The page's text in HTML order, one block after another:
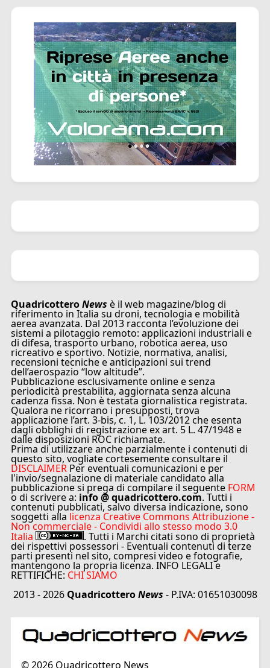
QuadricotteroNews è il web magazine/blog di
riferimento in Italia su droni, tecnologia e mobilità
aerea avanzata. Dal 2013 racconta l’evoluzione dei
sistemi a pilotaggio remoto: applicazioni industriali e
di difesa, trasporto urbano, robotica aerea, uso
ricreativo e sportivo. Notizie, normativa, analisi,
recensioni tecniche e anticipazioni sui trend
dell’aerospazio “low altitude”.
Pubblicazione esclusivamente online e senza
periodicità prestabilita, aggiornata senza alcuna
cadenza fissa. Non è testata giornalistica registrata.
Qualora ne ricorrano i presupposti, trova
applicazione l’art. 3-bis, c. 1, L. 103/2012 che esenta
dagli obblighi di registrazione ex art. 5 L. 47/1948 e
dalle disposizioni ROC richiamate.
Prima di utilizzare anche parzialmente i contenuti di
questo sito, vogliate cortesemente consultare il
DISCLAIMER Per eventuali comunicazioni e per
l'invio/segnalazione di materiale candidato alla
pubblicazione si prega di compilare il seguente FORM
o di scrivere a: info @ quadricottero.com. Tutti i
contenuti pubblicati, salvo diversa indicazione, sono
soggetti alla licenza Creative Commons Attribuzione -
Non commerciale - Condividi allo stesso modo 3.0
Italia . Tutti i Marchi citati sono di proprietà
dei rispettivi possessori - Eventuali contenuti di terze
parti presenti nel sito, compresi video e fotografie,
mantengono la propria licenza. INFO LEGALI e
RETTIFICHE: CHI SIAMO
2013 - 2026 QuadricotteroNews - P.IVA: 01651030098
© 2026Quadricottero News